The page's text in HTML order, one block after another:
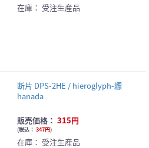
在庫： 受注生産品
断片 DPS-2HE / hieroglyph-縹
hanada
販売価格： 315円
(税込： 347円)
在庫： 受注生産品